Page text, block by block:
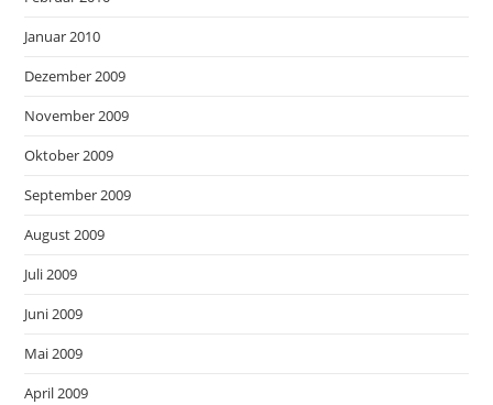
Januar 2010
Dezember 2009
November 2009
Oktober 2009
September 2009
August 2009
Juli 2009
Juni 2009
Mai 2009
April 2009